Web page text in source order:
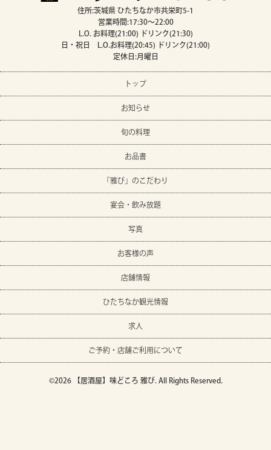
住所:茨城県 ひたちなか市共栄町5-1
営業時間:17:30～22:00
L.O. お料理(21:00) ドリンク(21:30)
日・祝日 L.O.お料理(20:45) ドリンク(21:00)
定休日:月曜日
トップ
お知らせ
旬の料理
お品書
「雅び」のこだわり
宴会・飲み放題
写真
お客様の声
店舗情報
ひたちなか観光情報
求人
ご予約・店舗ご利用について
©2026 【居酒屋】味どころ 雅び. All Rights Reserved.